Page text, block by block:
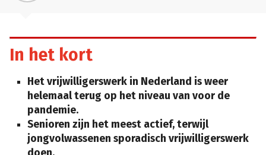
In het kort
Het vrijwilligerswerk in Nederland is weer
helemaal terug op het niveau van voor de
pandemie.
Senioren zijn het meest actief, terwijl
jongvolwassenen sporadisch vrijwilligerswerk